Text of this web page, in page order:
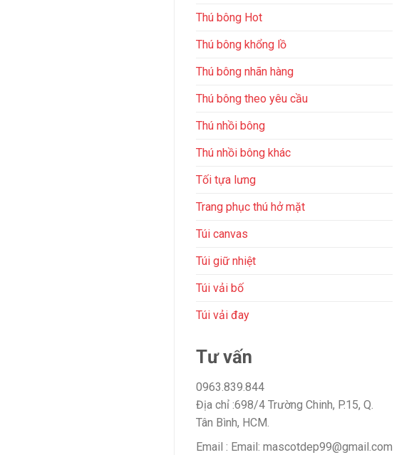
Thú bông Hot
Thú bông khổng lồ
Thú bông nhãn hàng
Thú bông theo yêu cầu
Thú nhồi bông
Thú nhồi bông khác
Tối tựa lưng
Trang phục thú hở mặt
Túi canvas
Túi giữ nhiệt
Túi vải bố
Túi vải đay
Tư vấn
0963.839.844
Địa chỉ :698/4 Trường Chinh, P.15, Q.
Tân Bình, HCM.
Email : Email: mascotdep99@gmail.com